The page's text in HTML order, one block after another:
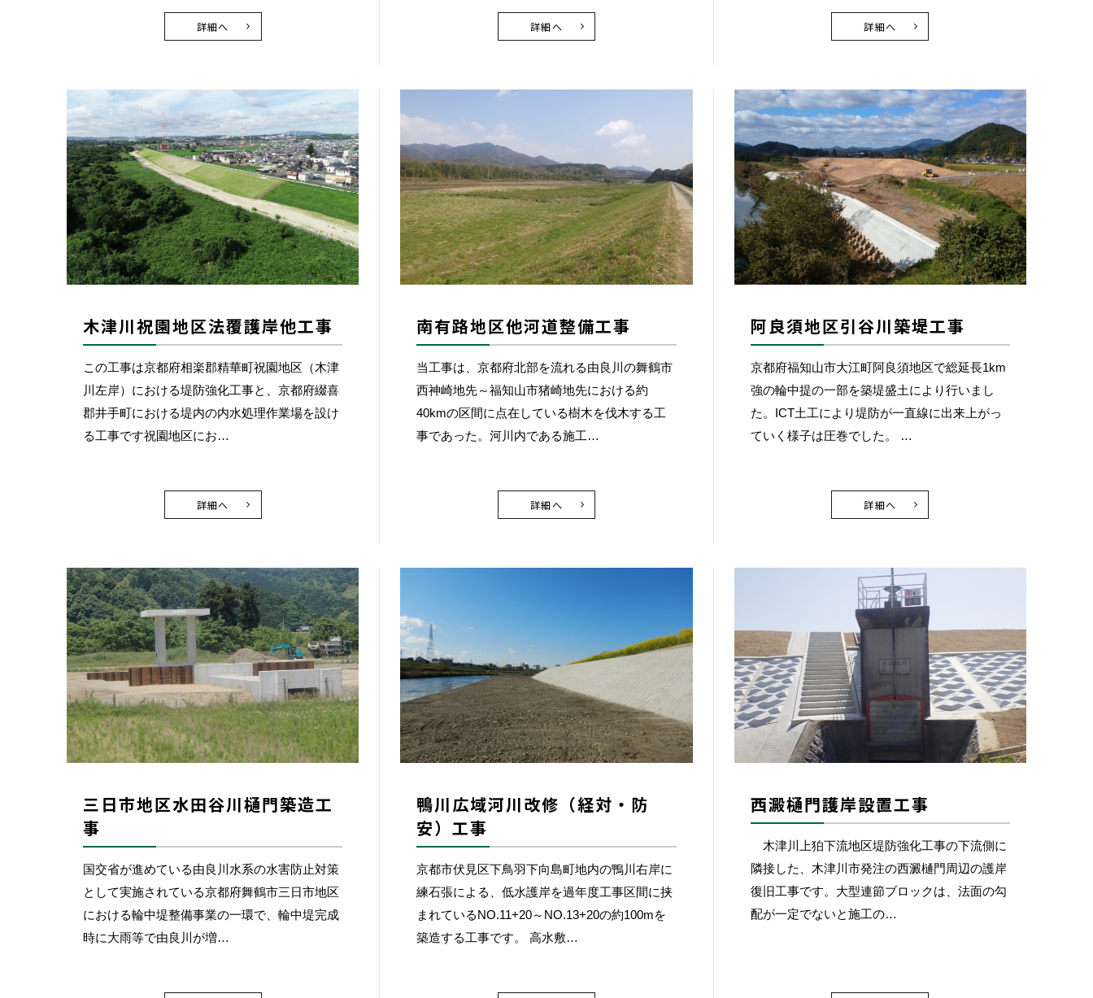
詳細へ 詳細へ 詳細へ
木津川祝園地区法覆護岸他工事
この工事は京都府相楽郡精華町祝園地区（木津
川左岸）における堤防強化工事と、京都府綴喜
郡井手町における堤内の内水処理作業場を設け
る工事です祝園地区にお…
詳細へ
南有路地区他河道整備工事
当工事は、京都府北部を流れる由良川の舞鶴市
西神崎地先～福知山市猪崎地先における約
40kmの区間に点在している樹木を伐木する工
事であった。河川内である施工…
詳細へ
阿良須地区引谷川築堤工事
京都府福知山市大江町阿良須地区で総延長1km
強の輪中提の一部を築堤盛土により行いまし
た。ICT土工により堤防が一直線に出来上がっ
ていく様子は圧巻でした。 …
詳細へ
三日市地区水田谷川樋門築造工
事
国交省が進めている由良川水系の水害防止対策
として実施されている京都府舞鶴市三日市地区
における輪中堤整備事業の一環で、輪中堤完成
時に大雨等で由良川が増…
鴨川広域河川改修（経対・防
安）工事
京都市伏見区下鳥羽下向島町地内の鴨川右岸に
練石張による、低水護岸を過年度工事区間に挟
まれているNO.11+20～NO.13+20の約100mを
築造する工事です。 高水敷…
西澱樋門護岸設置工事
木津川上狛下流地区堤防強化工事の下流側に
隣接した、木津川市発注の西澱樋門周辺の護岸
復旧工事です。大型連節ブロックは、法面の勾
配が一定でないと施工の…